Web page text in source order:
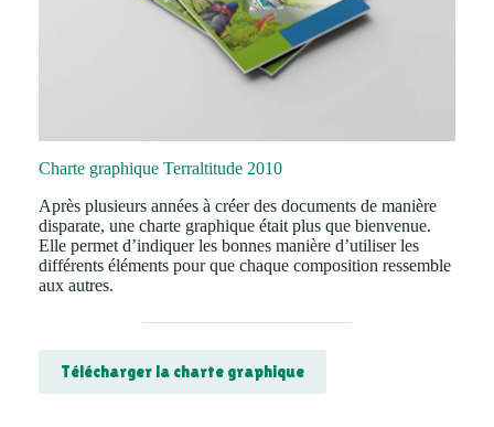
Charte graphique Terraltitude 2010
Après plusieurs années à créer des documents de manière
disparate, une charte graphique était plus que bienvenue.
Elle permet d’indiquer les bonnes manière d’utiliser les
différents éléments pour que chaque composition ressemble
aux autres.
Télécharger la charte graphique